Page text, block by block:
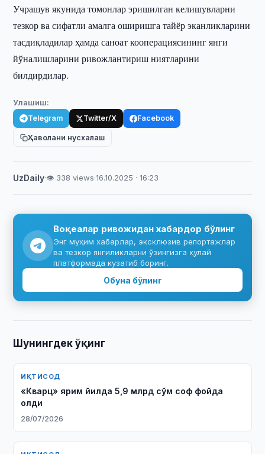
Учрашув якунида томонлар эришилган келишувларни
тезкор ва сифатли амалга оширишга тайёр эканликларини
тасдиқладилар ҳамда саноат кооперациясининг янги
йўналишларини ривожлантириш ниятларини
билдирдилар.
Улашиш:
Telegram Twitter/X Facebook
Ҳаволани нусхалаш
UzDaily·👁 338 views·16.10.2025 · 16:23
Воқеалар ривожидан хабардор бўлинг
Энг муҳим хабарлар, эксклюзив репортажлар
ва тезкор янгиликларни ўзингизга қулай
платформада кузатиб боринг.
Обуна бўлинг
Шунингдек ўқинг
ИҚТИСОД
«Кварц» ярим йилда 5,9 млрд сўм соф фойда
олди
28/07/2026